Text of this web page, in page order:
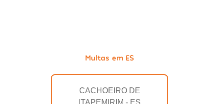
Multas em ES
CACHOEIRO DE